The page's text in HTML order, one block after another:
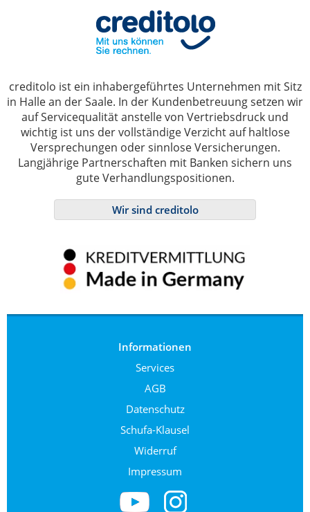
creditolo ist ein inhabergeführtes Unternehmen mit Sitz
in Halle an der Saale. In der Kundenbetreuung setzen wir
auf Servicequalität anstelle von Vertriebsdruck und
wichtig ist uns der vollständige Verzicht auf haltlose
Versprechungen oder sinnlose Versicherungen.
Langjährige Partnerschaften mit Banken sichern uns
gute Verhandlungspositionen.
Wir sind creditolo
Informationen
Services
AGB
Datenschutz
Schufa-Klausel
Widerruf
Impressum